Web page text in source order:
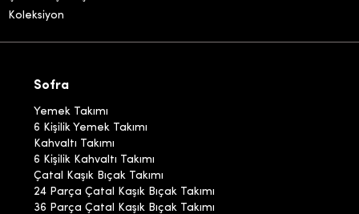
Koleksiyon
Sofra
Yemek Takımı
6 Kişilik Yemek Takımı
Kahvaltı Takımı
6 Kişilik Kahvaltı Takımı
Çatal Kaşık Bıçak Takımı
24 Parça Çatal Kaşık Bıçak Takımı
36 Parça Çatal Kaşık Bıçak Takımı